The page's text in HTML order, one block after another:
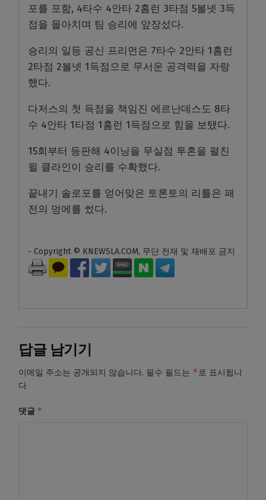
포를 포함, 4타수 4안타 2홈런 3타점 5볼넷 3득
점을 몰아치며 팀 승리에 앞장섰다.
승리의 일등 공신 프리먼은 7타수 2안타 1홈런
2타점 2볼넷 1득점으로 무서운 공격력을 자랑
했다.
다저스의 첫 득점을 책임진 에르난데스도 8타
수 4안타 1타점 1홈런 1득점으로 힘을 보탰다.
15회부터 등판해 4이닝을 무실점 투혼을 펼친
윌 클라인이 승리를 수확했다.
끝내기 솔로포를 얻어맞은 토론토의 리틀은 패
전의 멍에를 썼다.
- Copyright © KNEWSLA.COM, 무단 전재 및 재배포 금지
답글 남기기
이메일 주소는 공개되지 않습니다. 필수 필드는 *로 표시됩니
다
댓글 *